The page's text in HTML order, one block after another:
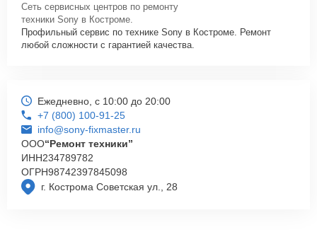
Сеть сервисных центров по ремонту
техники Sony в Костроме.
Профильный сервис по технике Sony в Костроме. Ремонт
любой сложности с гарантией качества.
г. Кострома Советская ул., 28
Ежедневно, с 10:00 до 20:00
+7 (800) 100-91-25
info@sony-fixmaster.ru
ООО“Ремонт техники”
ИНН234789782
ОГРН98742397845098